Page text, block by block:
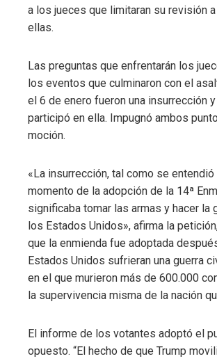
a los jueces que limitaran su revisión
ellas.
Las preguntas que enfrentarán los
los eventos que culminaron con el
el 6 de enero fueron una insurrección
participó en ella. Impugnó ambos
moción.
«La insurrección, tal como se entendió
momento de la adopción de la 14ª
significaba tomar las armas y hacer la
los Estados Unidos», afirma la
que la enmienda fue adoptada
Estados Unidos sufrieran una guerra
en el que murieron más de 600.000
la supervivencia misma de la nación
El informe de los votantes adoptó el
opuesto. “El hecho de que Trump